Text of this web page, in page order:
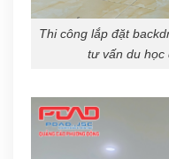
Thi công lắp đặt
tư vấn du học